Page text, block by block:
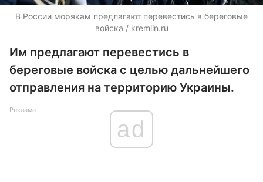
В России морякам предлагают перевестись в береговые
войска / kremlin.ru
Им предлагают перевестись в
береговые войска с целью дальнейшего
отправления на территорию Украины.
Реклама
ad